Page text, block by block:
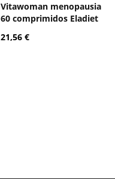
Vitawoman menopausia
60 comprimidos Eladiet
21,56 €